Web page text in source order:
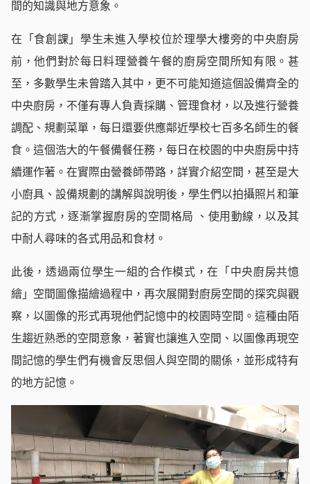
間的知識與地方意象。
在「食創課」學生未進入學校位於理學大樓旁的中央廚房
前，他們對於每日料理營養午餐的廚房空間所知有限。甚
至，多數學生未曾踏入其中，更不可能知道這個設備齊全的
中央廚房，不僅有專人負責採購、管理食材，以及進行營養
調配、規劃菜單，每日還要供應鄰近學校七百多名師生的餐
食。這個浩大的午餐備餐任務，每日在校園的中央廚房中持
續運作著。在實際由營養師帶路，詳實介紹空間，甚至是大
小廚具、設備規劃的講解與說明後，學生們以拍攝照片和筆
記的方式，逐漸掌握廚房的空間格局 、使用動線，以及其
中耐人尋味的各式用品和食材。
此後，透過兩位學生一組的合作模式，在「中央廚房共憶
繪」空間圖像描繪過程中，再次展開對廚房空間的探究與觀
察，以圖像的形式再現他們記憶中的校園時空間。這種由陌
生趨近熟悉的空間意象，著實也讓進入空間、以圖像再現空
間記憶的學生們有機會反思個人與空間的關係，並形成特有
的地方記憶。